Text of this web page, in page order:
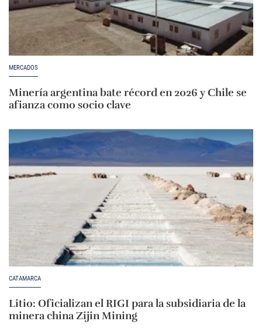
MERCADOS
Minería argentina bate récord en 2026 y Chile se
afianza como socio clave
CATAMARCA
Litio: Oficializan el RIGI para la subsidiaria de la
minera china Zijin Mining